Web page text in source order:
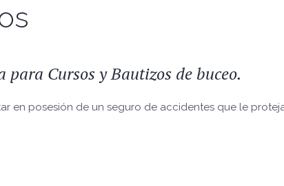
Cursos y Bautizos de buceo.
en posesión de un seguro de accidentes que le